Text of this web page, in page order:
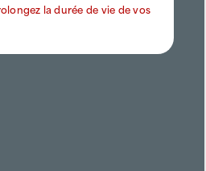
la durée de vie de vos